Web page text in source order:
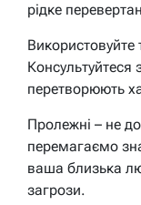
рідке
Використовуйте
перетворюють
Пролежні – не
перемагаємо
ваша близька
загрози.